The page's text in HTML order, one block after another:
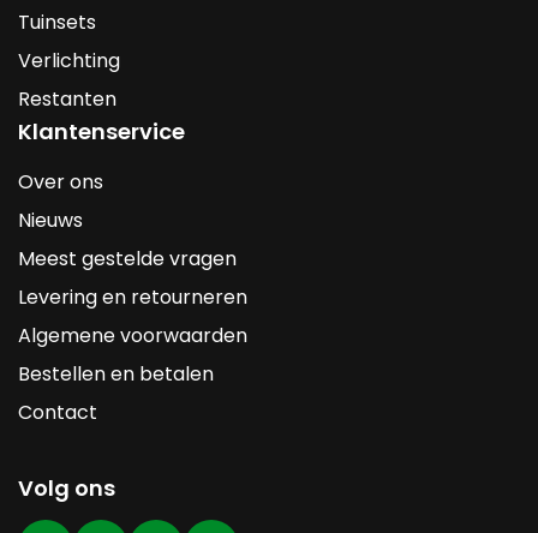
Tuinsets
Verlichting
Restanten
Klantenservice
Over ons
Nieuws
Meest gestelde vragen
Levering en retourneren
Algemene voorwaarden
Bestellen en betalen
Contact
Volg ons